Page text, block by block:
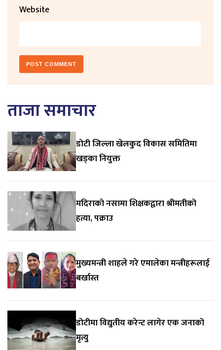
Website
ताजा समाचार
डाेटी जिल्ला खेलकुद विकास समितिमा
खड्का नियुक्त
मदिराको नसामा शिक्षकद्वारा श्रीमतीको
हत्या, पक्राउ
मुख्यमन्त्री शाहले गरे एमालेका मन्त्रीहरूलाई
बर्खास्त
डोटीमा विद्युतीय करेन्ट लागेर एक जनाको
मृत्यु